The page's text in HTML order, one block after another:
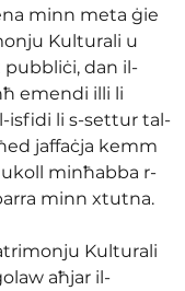
minn meta ġie
Kulturali u
dan il-
emendi illi li
isfidi li s-settur tal-
jaffaċja kemm
minħabba r-
minn xtutna.
Kulturali
aħjar il-